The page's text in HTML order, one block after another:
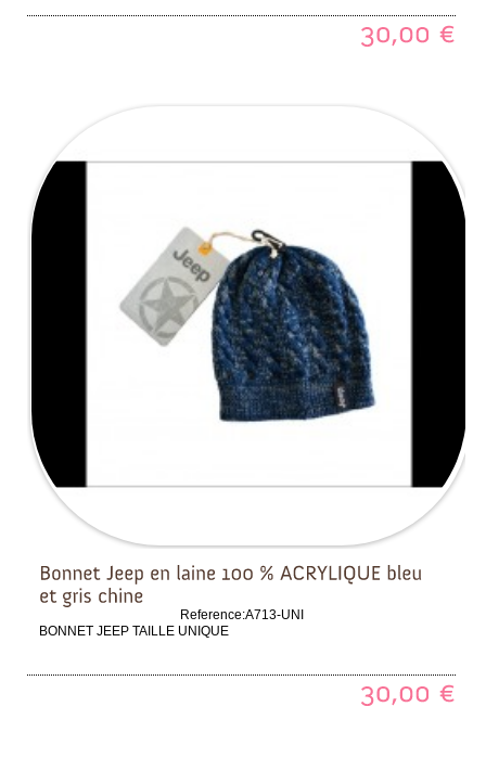
Reference:A713-UNI
BONNET JEEP TAILLE UNIQUE